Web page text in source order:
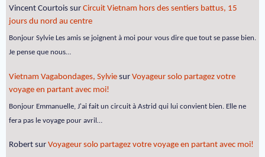
Vincent Courtois sur Circuit Vietnam hors des sentiers battus, 15
jours du nord au centre
Bonjour Sylvie Les amis se joignent à moi pour vous dire que tout se passe bien.
Je pense que nous…
Vietnam Vagabondages, Sylvie sur Voyageur solo partagez votre
voyage en partant avec moi!
Bonjour Emmanuelle, J'ai fait un circuit à Astrid qui lui convient bien. Elle ne
fera pas le voyage pour avril…
Robert sur Voyageur solo partagez votre voyage en partant avec moi!